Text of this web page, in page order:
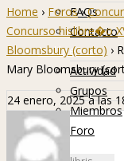
FAQs
Contacto
Hislibreños
Actividad
Grupos
Miembros
Foro
Home › Foros ›
Concurso hislibre�o
Bloomsbury (corto) ›
Mary Bloomsbury
24 enero, 2025 a las